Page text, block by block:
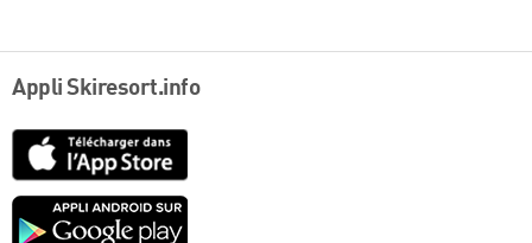
Appli Skiresort.info
Google